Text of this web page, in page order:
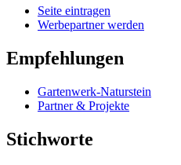
Seite eintragen
Werbepartner werden
Empfehlungen
Gartenwerk-Naturstein
Partner & Projekte
Stichworte